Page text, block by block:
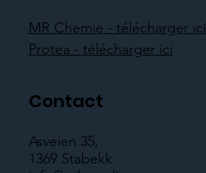
MR Chemie - télécharger ici
Protea - télécharger ici
Contact
Asveien 35,
1369 Stabekk